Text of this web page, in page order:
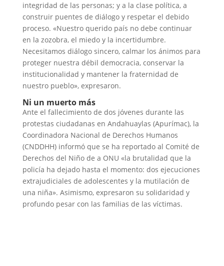
integridad de las personas; y a la clase política, a
construir puentes de diálogo y respetar el debido
proceso. «Nuestro querido país no debe continuar
en la zozobra, el miedo y la incertidumbre.
Necesitamos diálogo sincero, calmar los ánimos para
proteger nuestra débil democracia, conservar la
institucionalidad y mantener la fraternidad de
nuestro pueblo», expresaron.
Ni un muerto más
Ante el fallecimiento de dos jóvenes durante las
protestas ciudadanas en Andahuaylas (Apurímac), la
Coordinadora Nacional de Derechos Humanos
(CNDDHH) informó que se ha reportado al Comité de
Derechos del Niño de a ONU «la brutalidad que la
policía ha dejado hasta el momento: dos ejecuciones
extrajudiciales de adolescentes y la mutilación de
una niña». Asimismo, expresaron su solidaridad y
profundo pesar con las familias de las víctimas.